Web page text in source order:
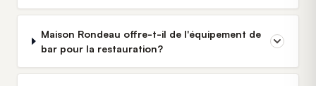
Maison Rondeau offre-t-il de l'équipement de
bar pour la restauration?